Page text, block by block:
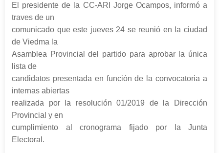
El presidente de la CC-ARI Jorge Ocampos, informó a
traves de un
comunicado que este jueves 24 se reunió en la ciudad
de Viedma la
Asamblea Provincial del partido para aprobar la única
lista de
candidatos presentada en función de la convocatoria a
internas abiertas
realizada por la resolución 01/2019 de la Dirección
Provincial y en
cumplimiento al cronograma fijado por la Junta
Electoral.